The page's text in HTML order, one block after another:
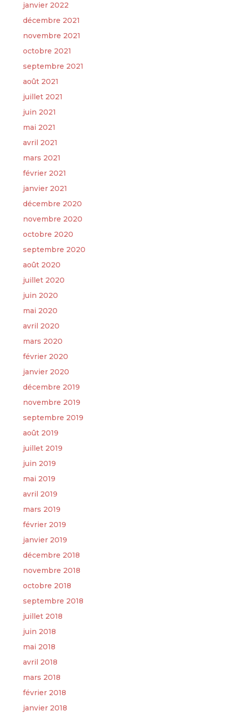
janvier 2022
décembre 2021
novembre 2021
octobre 2021
septembre 2021
août 2021
juillet 2021
juin 2021
mai 2021
avril 2021
mars 2021
février 2021
janvier 2021
décembre 2020
novembre 2020
octobre 2020
septembre 2020
août 2020
juillet 2020
juin 2020
mai 2020
avril 2020
mars 2020
février 2020
janvier 2020
décembre 2019
novembre 2019
septembre 2019
août 2019
juillet 2019
juin 2019
mai 2019
avril 2019
mars 2019
février 2019
janvier 2019
décembre 2018
novembre 2018
octobre 2018
septembre 2018
juillet 2018
juin 2018
mai 2018
avril 2018
mars 2018
février 2018
janvier 2018